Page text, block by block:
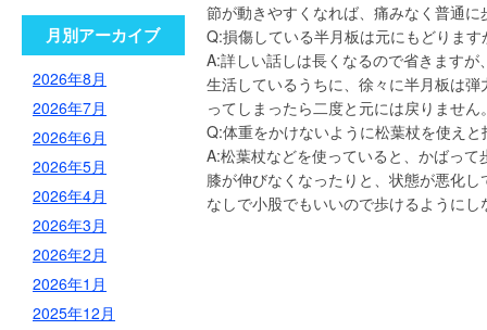
節が動きやすくなれば、痛みなく普通
Q:損傷している半月板は元にもどります
A:詳しい話しは長くなるので省きます
生活しているうちに、徐々に半月板は
ってしまったら二度と元には戻りません
Q:体重をかけないように松葉杖を使え
A:松葉杖などを使っていると、かばっ
膝が伸びなくなったりと、状態が悪化
なしで小股でもいいので歩けるように
月別アーカイブ
2026年8月
2026年7月
2026年6月
2026年5月
2026年4月
2026年3月
2026年2月
2026年1月
2025年12月